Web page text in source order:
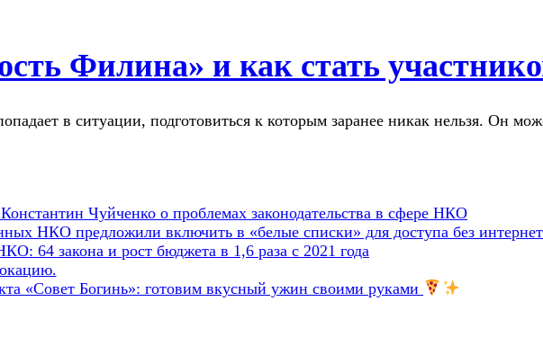
Филина» и как стать
в ситуации, подготовиться к которым заранее никак нельзя. Он
Чуйченко о проблемах законодательства в сфере НКО
НКО предложили включить в «белые списки» для доступа без
64 закона и рост бюджета в 1,6 раза с 2021 года
«Совет Богинь»: готовим вкусный ужин своими руками